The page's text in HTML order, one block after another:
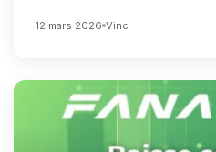
12 mars 2026 Vinc